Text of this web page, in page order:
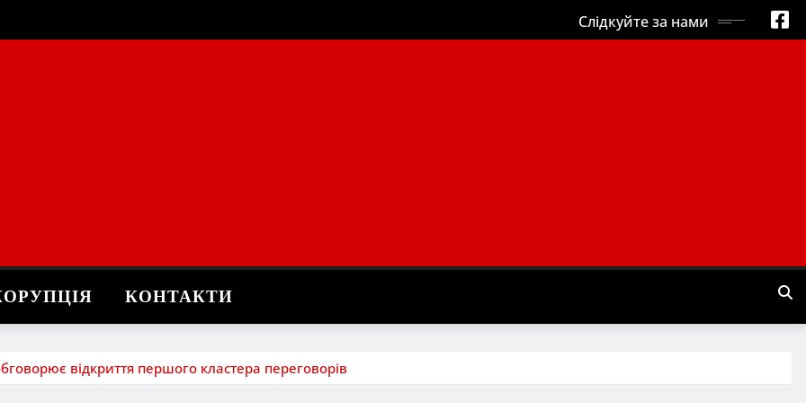
Слідкуйте за нами
КОНТАКТИ
відкриття першого кластера переговорів